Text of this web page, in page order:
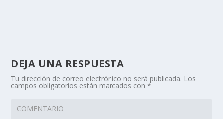
DEJA UNA RESPUESTA
Tu dirección de correo electrónico no será publicada. Los
campos obligatorios están marcados con*